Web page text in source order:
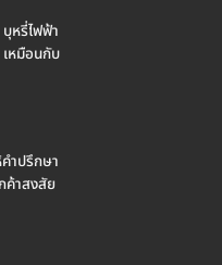
หรี่ไฟฟ้า
หมือนกับ
ำปรึกษา
ค้าสงสัย